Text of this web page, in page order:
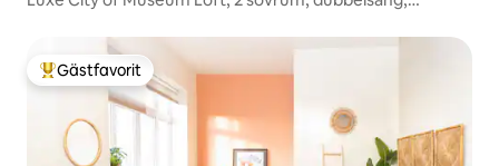
Populär gästfavorit
Gästfavorit